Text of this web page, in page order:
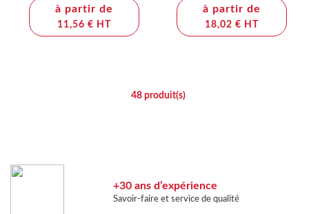
à partir de
11,56 € HT
à partir de
18,02 € HT
48produit(s)
+30 ans d’expérience
Savoir-faire et service de qualité